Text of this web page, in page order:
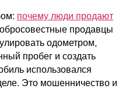
почему люди продают
продавцы
одометром,
пробег и создать
использовался
Это мошенничество и